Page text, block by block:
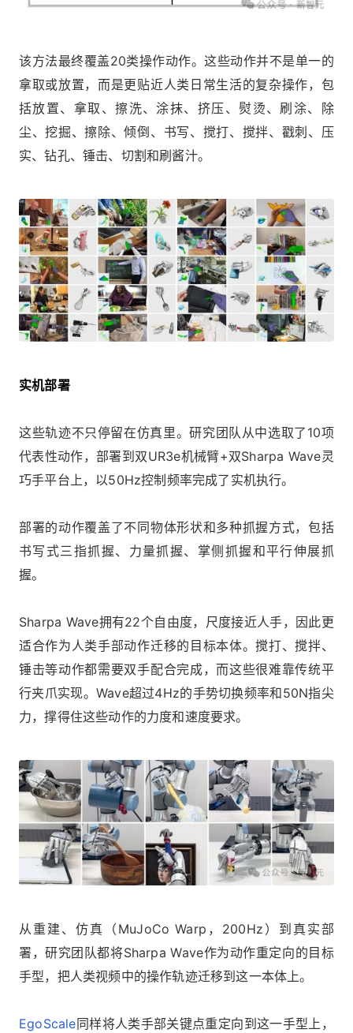
该方法最终覆盖20类操作动作。这些动作并不是单一的
拿取或放置，而是更贴近人类日常生活的复杂操作，包
括放置、拿取、擦洗、涂抹、挤压、熨烫、刷涂、除
尘、挖掘、擦除、倾倒、书写、搅打、搅拌、戳刺、压
实、钻孔、锤击、切割和刷酱汁。
实机部署
这些轨迹不只停留在仿真里。研究团队从中选取了10项
代表性动作，部署到双UR3e机械臂+双Sharpa Wave灵
巧手平台上，以50Hz控制频率完成了实机执行。
部署的动作覆盖了不同物体形状和多种抓握方式，包括
书写式三指抓握、力量抓握、掌侧抓握和平行伸展抓
握。
Sharpa Wave拥有22个自由度，尺度接近人手，因此更
适合作为人类手部动作迁移的目标本体。搅打、搅拌、
锤击等动作都需要双手配合完成，而这些很难靠传统平
行夹爪实现。Wave超过4Hz的手势切换频率和50N指尖
力，撑得住这些动作的力度和速度要求。
从重建、仿真（MuJoCo Warp，200Hz）到真实部
署，研究团队都将Sharpa Wave作为动作重定向的目标
手型，把人类视频中的操作轨迹迁移到这一本体上。
EgoScale同样将人类手部关键点重定向到这一手型上，